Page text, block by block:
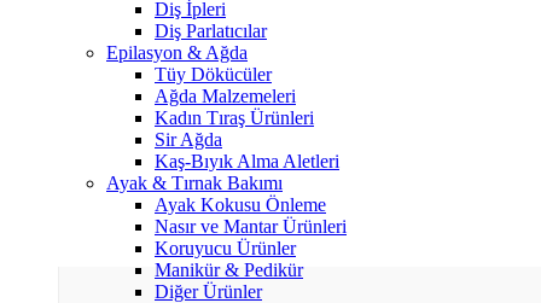
Diş İpleri
Diş Parlatıcılar
Epilasyon & Ağda
Tüy Dökücüler
Ağda Malzemeleri
Kadın Tıraş Ürünleri
Sir Ağda
Kaş-Bıyık Alma Aletleri
Ayak & Tırnak Bakımı
Ayak Kokusu Önleme
Nasır ve Mantar Ürünleri
Koruyucu Ürünler
Manikür & Pedikür
Diğer Ürünler